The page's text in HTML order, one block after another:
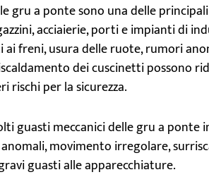
gru a ponte sono una delle
acciaierie, porti e impianti di
ai freni, usura delle ruote, rumori
dei cuscinetti possono
rischi per la sicurezza.
guasti meccanici delle gru a ponte
movimento irregolare,
guasti alle apparecchiature.